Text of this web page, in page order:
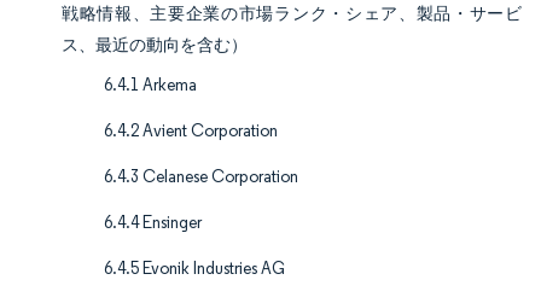
戦略情報、主要企業の市場ランク・シェア、製品・サービ
ス、最近の動向を含む）
6.4.1 Arkema
6.4.2 Avient Corporation
6.4.3 Celanese Corporation
6.4.4 Ensinger
6.4.5 Evonik Industries AG